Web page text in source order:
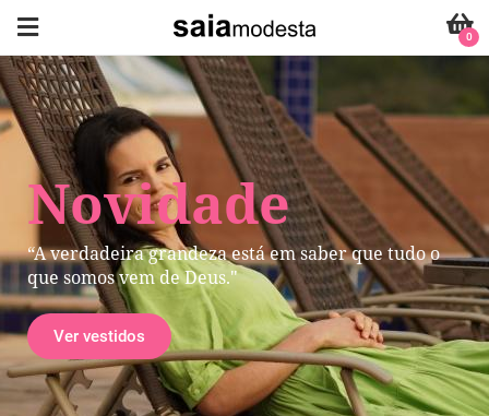
Novidade
“A verdadeira grandeza está em saber que tudo o
que somos vem de Deus."
Ver vestidos
0